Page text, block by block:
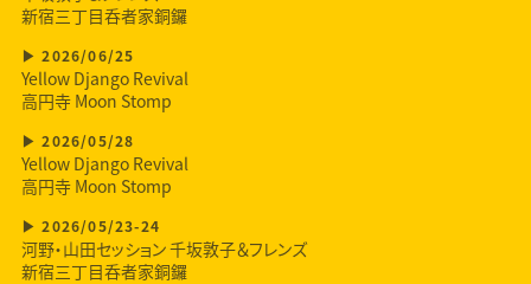
新宿三丁目呑者家銅鑼
2026/06/25
Yellow Django Revival
高円寺 Moon Stomp
2026/05/28
Yellow Django Revival
高円寺 Moon Stomp
2026/05/23-24
河野・山田セッション 千坂敦子＆フレンズ
新宿三丁目呑者家銅鑼